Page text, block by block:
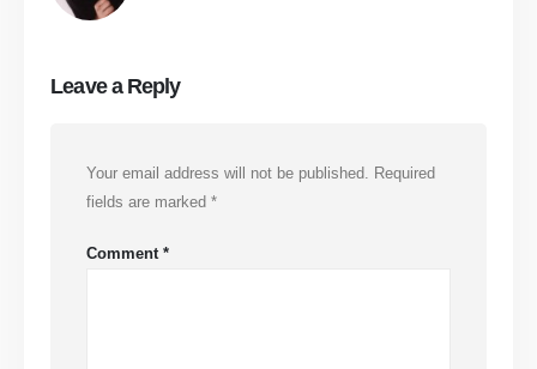
Leave a Reply
Your email address will not be published. Required
fields are marked*
Comment*